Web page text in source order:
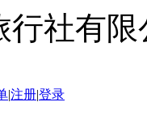
行社有限
|注册|登录